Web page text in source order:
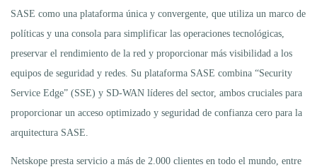
SASE como una plataforma única y convergente, que utiliza un marco de
políticas y una consola para simplificar las operaciones tecnológicas,
preservar el rendimiento de la red y proporcionar más visibilidad a los
equipos de seguridad y redes. Su plataforma SASE combina “Security
Service Edge” (SSE) y SD-WAN líderes del sector, ambos cruciales para
proporcionar un acceso optimizado y seguridad de confianza cero para la
arquitectura SASE.
Netskope presta servicio a más de 2.000 clientes en todo el mundo, entre